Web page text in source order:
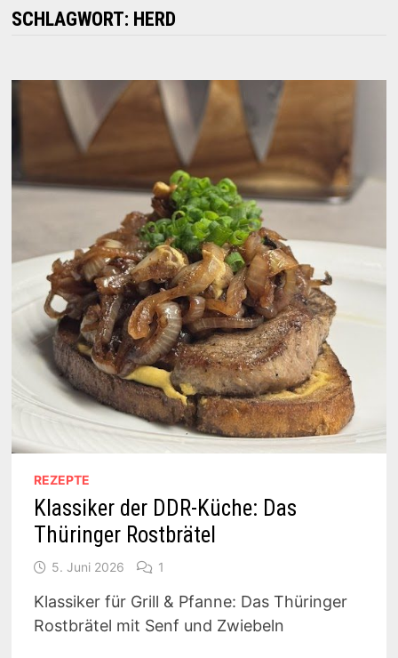
SCHLAGWORT: HERD
REZEPTE
Klassiker der DDR-Küche: Das
Thüringer Rostbrätel
5. Juni 2026 1
Klassiker für Grill & Pfanne: Das Thüringer
Rostbrätel mit Senf und Zwiebeln